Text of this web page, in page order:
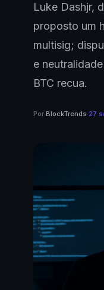
Luke Dashjr,
proposto um
multisig;
e
BTC recua.
Por BlockTrends·27